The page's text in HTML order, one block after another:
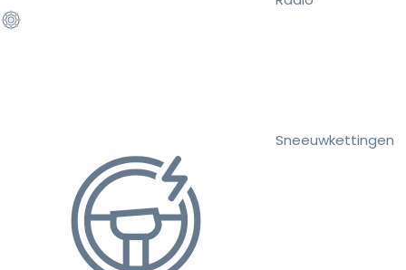
Sneeuwkettingen